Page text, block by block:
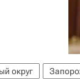
округ